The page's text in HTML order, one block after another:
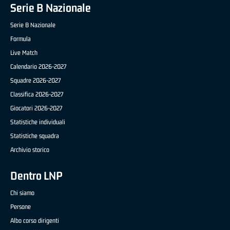
Serie B Nazionale
Serie B Nazionale
Formula
Live Match
Calendario 2026-2027
Squadre 2026-2027
Classifica 2026-2027
Giocatori 2026-2027
Statistiche individuali
Statistiche squadra
Archivio storico
Dentro LNP
Chi siamo
Persone
Albo corso dirigenti